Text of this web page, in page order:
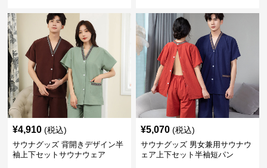
¥4,910 (税込)
サウナグッズ 背開きデザイン半
袖上下セットサウナウェア
¥5,070 (税込)
サウナグッズ 男女兼用サウナウ
ェア上下セット半袖短パン